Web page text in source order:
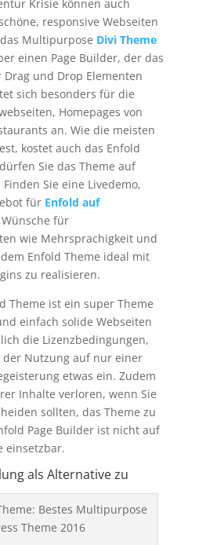
Krisie können auch
responsive Webseiten
Multipurpose Divi Theme
einen Page Builder, der das
und Drop Elementen
sich besonders für die
Homepages von
an. Wie die meisten
kostet auch das Enfold
Sie das Theme auf
Sie eine Livedemo,
für Enfold auf
für
wie Mehrsprachigkeit und
Enfold Theme ideal mit
zu realisieren.
Theme ist ein super Theme
einfach solide Webseiten
die Lizenzbedingungen,
Nutzung auf nur einer
etwas ein. Zudem
Inhalte verloren, wenn Sie
sollten, das Theme zu
Page Builder ist nicht auf
einsetzbar.
als Alternative zu